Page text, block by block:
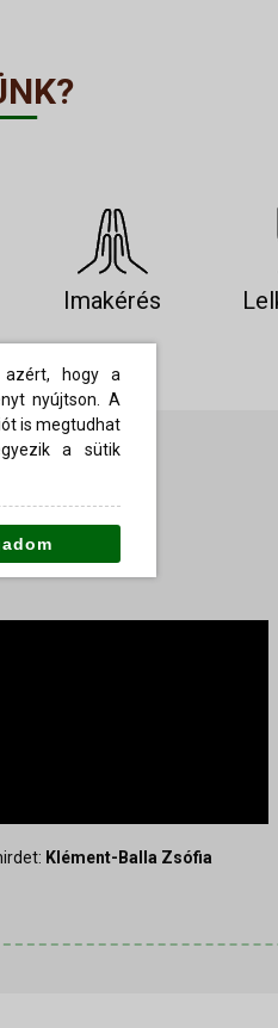
Imakérés
Klément-Balla Zsófia
azért, hogy a
nyújtson. A
is megtudhat
a sütik